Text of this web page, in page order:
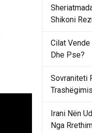
Shikoni
Cilat
Dhe Pse?
Sovraniteti
Irani Nën
Nga